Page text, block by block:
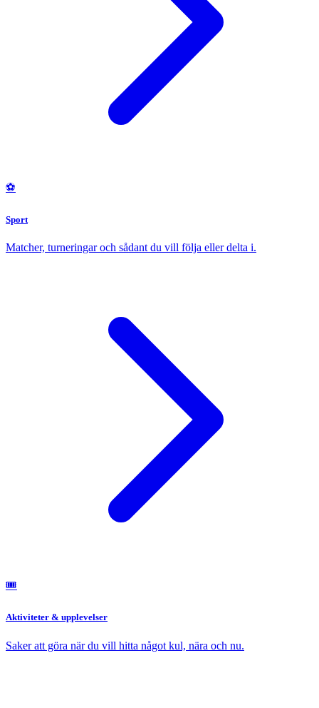
⚽
Sport
Matcher, turneringar och sådant du vill följa eller delta i.
🎟️
Aktiviteter & upplevelser
Saker att göra när du vill hitta något kul, nära och nu.